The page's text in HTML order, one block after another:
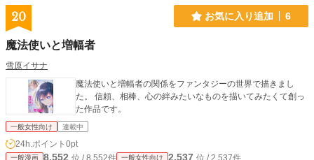
20 お気に入り追加 6
魔法使いと増幅者
雪原イサナ
魔法使いと増幅者の関係をファンタジーの世界で描きまし
た。 信頼、相棒、心の絆みたいなものを描いてみたくて創っ
た作品です。
一般女性向け 連載中
24h.ポイント 0pt
一般漫画 8,552 位 / 8,552件 一般女性向け 2,537 位 / 2,537件